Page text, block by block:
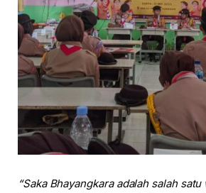
“Saka Bhayangkara adalah salah